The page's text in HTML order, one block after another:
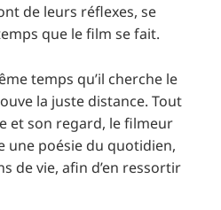
de leurs réflexes, se
que le film se fait.
temps qu’il cherche le
la juste distance. Tout
et son regard, le filmeur
une poésie du quotidien,
de vie, afin d’en ressortir